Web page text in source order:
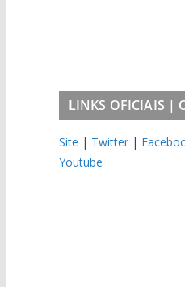
LINKS OFICIAIS |
Site | Twitter|
Youtube